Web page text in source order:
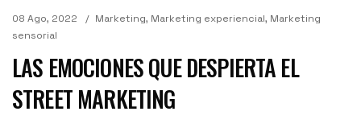
08 Ago, 2022 Marketing, Marketing experiencial, Marketing
sensorial
LAS EMOCIONES QUE DESPIERTA EL
STREET MARKETING